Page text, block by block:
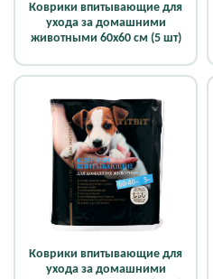
Коврики впитывающие для
ухода за домашними
животными 60х60 см (5 шт)
Коврики впитывающие для
ухода за домашними